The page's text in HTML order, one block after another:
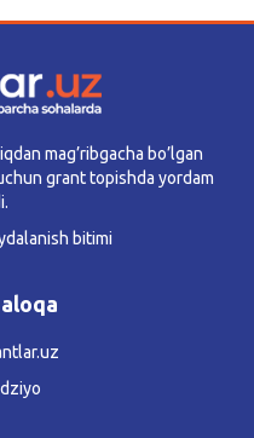
mag’ribgacha bo’lgan
grant topishda yordam
bitimi